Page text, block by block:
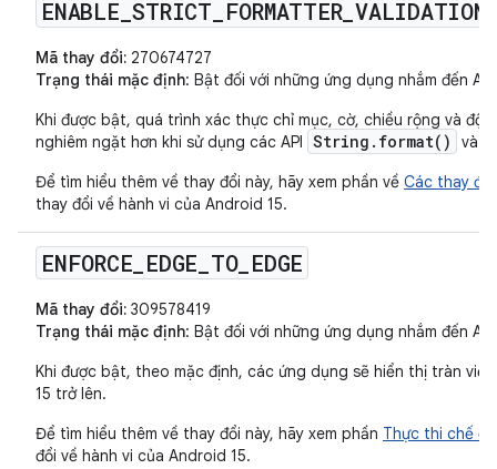
ENABLE _STRICT FORMATTER_ VALIDATION
Mã thay đổi: 270674727
Trạng thái mặc định: Bật đối với những ứng dụng nhắm đến
Khi được bật, quá trình xác thực chỉ mục, cờ, chiều rộng và độ
nghiêm ngặt hơn khi sử dụng các API String.format() và
Để tìm hiểu thêm về thay đổi này, hãy xem phần về Các thay đổi
thay đổi về hành vi của Android 15.
ENFORCE EDGE TO_ EDGE
Mã thay đổi: 309578419
Trạng thái mặc định: Bật đối với những ứng dụng nhắm đến
Khi được bật, theo mặc định, các ứng dụng sẽ hiển thị tràn
15 trở lên.
Để tìm hiểu thêm về thay đổi này, hãy xem phần Thực thi chế
đổi về hành vi của Android 15.